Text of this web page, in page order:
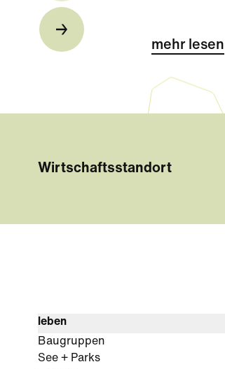
mehr lesen
Wirtschaftsstandort
leben
Baugruppen
See + Parks